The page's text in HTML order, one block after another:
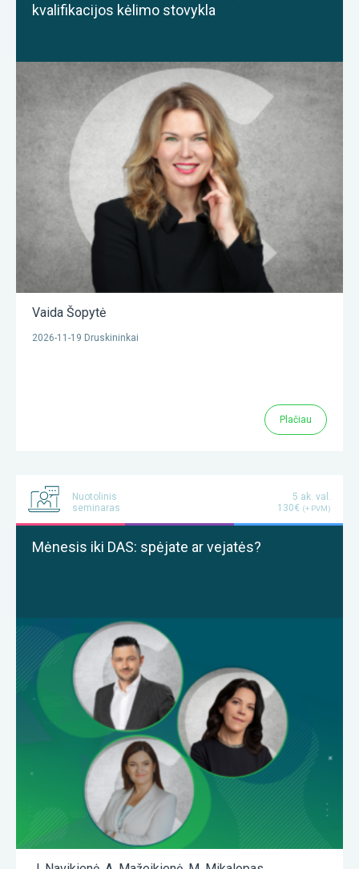
kvalifikacijos kėlimo stovykla
Vaida Šopytė
2026-11-19 Druskininkai
Plačiau
Nuotolinis
seminaras
5 ak. val.
130€ (+ PVM)
Mėnesis iki DAS: spėjate ar vejatės?